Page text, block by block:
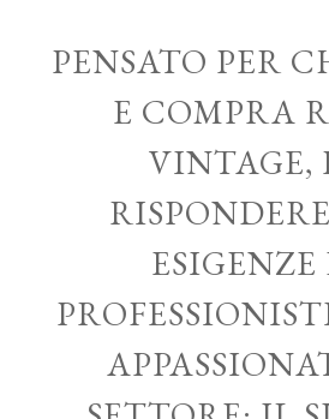
PENSATO PER
E COMPRA
VINTAGE,
ESIGENZE